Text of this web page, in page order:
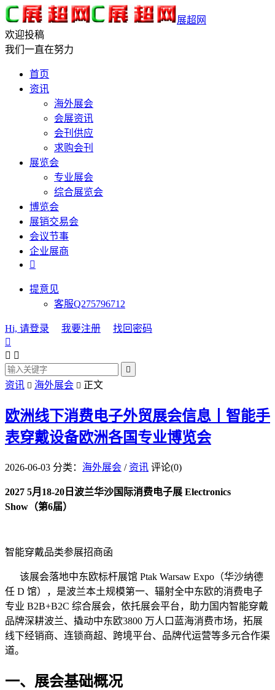
展超网
欢迎投稿
我们一直在努力
首页
资讯
海外展会
会展资讯
会刊供应
求购会刊
展览会
专业展会
综合展览会
博览会
展销交易会
会议节事
企业展商

提意见
客服Q275796712
Hi, 请登录 我要注册
找回密码

 

资讯  海外展会  正文
欧洲线下消费电子外贸展会信息丨智能手
表穿戴设备欧洲各国专业博览会
2026-06-03 分类： 海外展会 / 资讯 评论(0)
2027 5月18-20日波兰华沙国际消费电子展 Electronics
Show（第6届）
智能穿戴品类参展招商函
该展会落地中东欧标杆展馆 Ptak Warsaw Expo（华沙纳德
任 D 馆），是波兰本土规模第一、辐射全中东欧的消费电子
专业 B2B+B2C 综合展会，依托展会平台，助力国内智能穿戴
品牌深耕波兰、撬动中东欧3800 万人口蓝海消费市场，拓展
线下经销商、连锁商超、跨境平台、品牌代运营等多元合作渠
道。
一、展会基础概况